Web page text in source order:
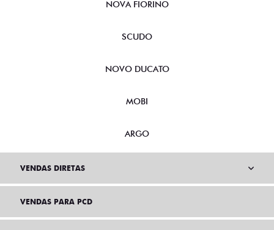
NOVA FIORINO
SCUDO
NOVO DUCATO
MOBI
ARGO
VENDAS DIRETAS
VENDAS PARA PCD